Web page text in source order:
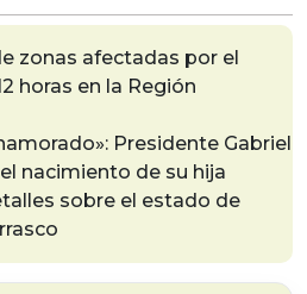
zonas afectadas por el
horas en la Región
Presidente Gabriel
nacimiento de su hija
sobre el estado de